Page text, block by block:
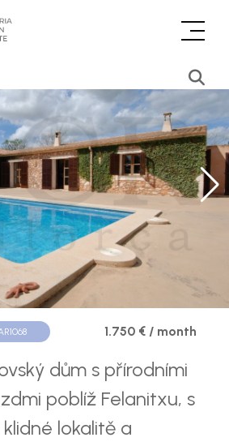
1.750 € / month
dům s přírodními
poblíž Felanitxu, s
lokalitě a